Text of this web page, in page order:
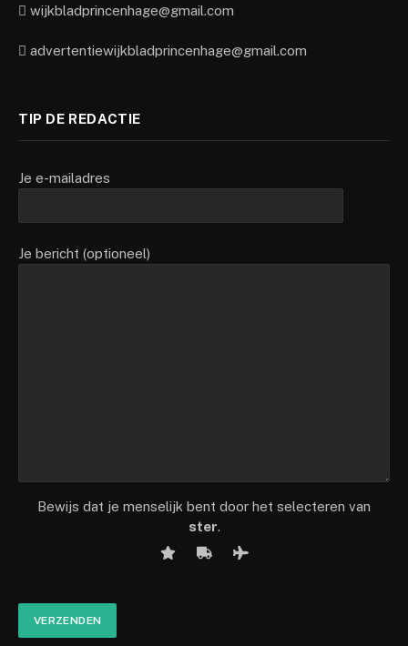
wijkbladprincenhage@gmail.com
advertentiewijkbladprincenhage@gmail.com
TIP DE REDACTIE
Je e-mailadres
Je bericht (optioneel)
Bewijs dat je menselijk bent door het selecteren van
ster.